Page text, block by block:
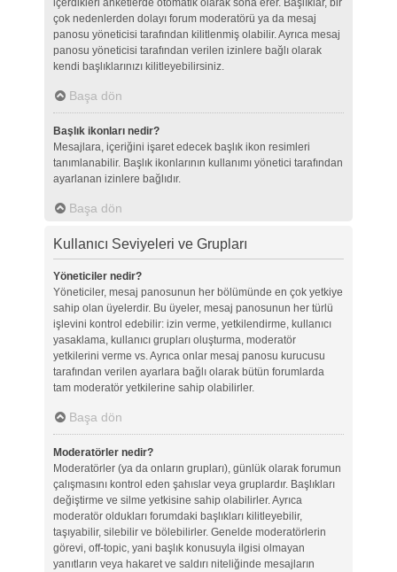
içerdikleri anketlerde otomatik olarak sona erer. Başlıklar, bir
çok nedenlerden dolayı forum moderatörü ya da mesaj
panosu yöneticisi tarafından kilitlenmiş olabilir. Ayrıca mesaj
panosu yöneticisi tarafından verilen izinlere bağlı olarak
kendi başlıklarınızı kilitleyebilirsiniz.
Başa dön
Başlık ikonları nedir?
Mesajlara, içeriğini işaret edecek başlık ikon resimleri
tanımlanabilir. Başlık ikonlarının kullanımı yönetici tarafından
ayarlanan izinlere bağlıdır.
Başa dön
Kullanıcı Seviyeleri ve Grupları
Yöneticiler nedir?
Yöneticiler, mesaj panosunun her bölümünde en çok yetkiye
sahip olan üyelerdir. Bu üyeler, mesaj panosunun her türlü
işlevini kontrol edebilir: izin verme, yetkilendirme, kullanıcı
yasaklama, kullanıcı grupları oluşturma, moderatör
yetkilerini verme vs. Ayrıca onlar mesaj panosu kurucusu
tarafından verilen ayarlara bağlı olarak bütün forumlarda
tam moderatör yetkilerine sahip olabilirler.
Başa dön
Moderatörler nedir?
Moderatörler (ya da onların grupları), günlük olarak forumun
çalışmasını kontrol eden şahıslar veya gruplardır. Başlıkları
değiştirme ve silme yetkisine sahip olabilirler. Ayrıca
moderatör oldukları forumdaki başlıkları kilitleyebilir,
taşıyabilir, silebilir ve bölebilirler. Genelde moderatörlerin
görevi, off-topic, yani başlık konusuyla ilgisi olmayan
yanıtların veya hakaret ve saldırı niteliğinde mesajların